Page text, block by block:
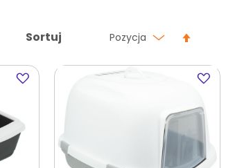
Sortuj Pozycja
Dodaj
do
Dodaj
do